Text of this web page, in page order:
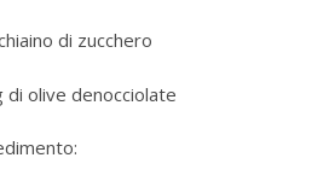
di zucchero
di olive denocciolate